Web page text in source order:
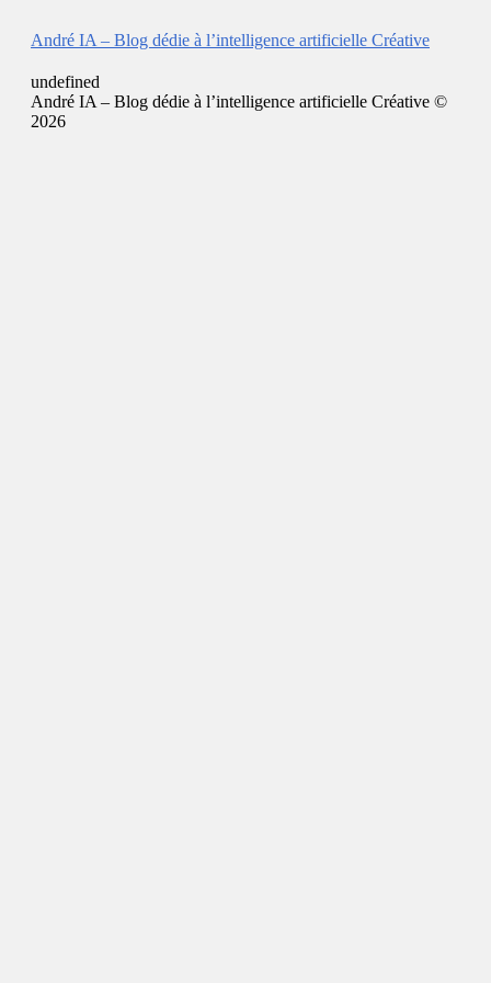
André IA – Blog dédie à l’intelligence artificielle Créative
undefined
André IA – Blog dédie à l’intelligence artificielle Créative ©
2026